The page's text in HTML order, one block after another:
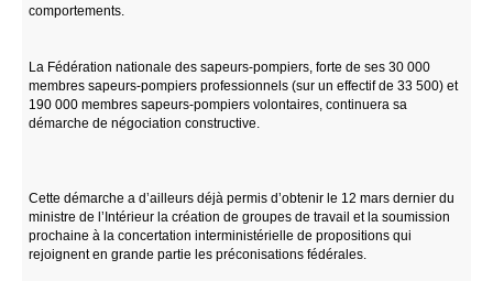
comportements.
La Fédération nationale des sapeurs-pompiers, forte de ses 30 000
membres sapeurs-pompiers professionnels (sur un effectif de 33 500) et
190 000 membres sapeurs-pompiers volontaires, continuera sa
démarche de négociation constructive.
Cette démarche a d’ailleurs déjà permis d’obtenir le 12 mars dernier du
ministre de l’Intérieur la création de groupes de travail et la soumission
prochaine à la concertation interministérielle de propositions qui
rejoignent en grande partie les préconisations fédérales.